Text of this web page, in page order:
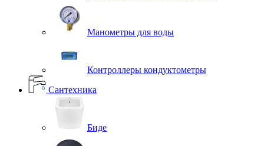
Манометры для воды
Контроллеры кондуктометры
Сантехника
Биде